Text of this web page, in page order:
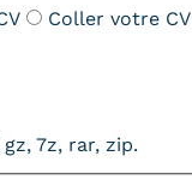
Coller votre CV
7z, rar, zip.